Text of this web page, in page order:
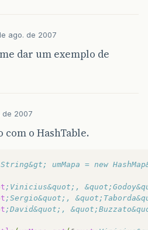
ago. de 2007
dar um exemplo de
de 2007
o HashTable.
umMapa = new
;Vinicius&quot;,
;Sergio&quot;,
;David&quot;,